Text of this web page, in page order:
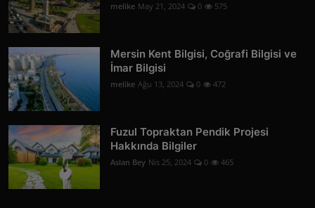
melike May 21, 2024 0 575
Mersin Kent Bilgisi, Coğrafi Bilgisi ve
İmar Bilgisi
melike Ağu 13, 2024 0 472
Fuzul Topraktan Pendik Projesi
Hakkında Bilgiler
Aslan Bey Nis 25, 2024 0 465